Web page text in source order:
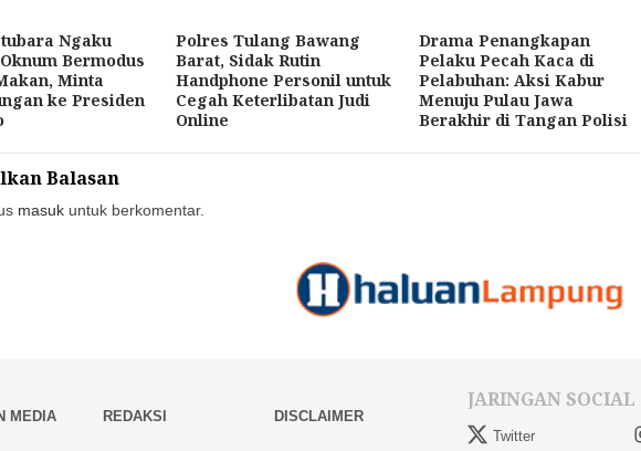
Ngaku
Bermodus
Minta
ke Presiden
Polres Tulang Bawang
Barat, Sidak Rutin
Handphone Personil untuk
Cegah Keterlibatan Judi
Online
Drama Penangkapan
Pelaku Pecah Kaca di
Pelabuhan: Aksi Kabur
Menuju Pulau Jawa
Berakhir di Tangan Polisi
Balasan
masuk untuk berkomentar.
MEDIA
REDAKSI DISCLAIMER
JARINGAN SOCIAL
Twitter